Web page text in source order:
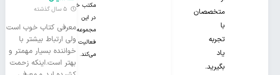
متخصصان
با
تجربه
یاد
بگیرید.
مکتب خونه
در این
مجموعه
فعالیت
می‌کند.
5 سال گذشته
معرفی کتاب خوب است
ولی ارتباط بیشتر با
خواننده بسیار مهمتر و
بهتر است.اینکه زحمت